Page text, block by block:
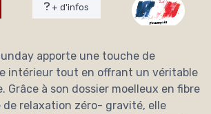
+ d'infos
apporte une touche de
intérieur tout en offrant un véritable
Grâce à son dossier moelleux en fibre
de relaxation zéro- gravité, elle